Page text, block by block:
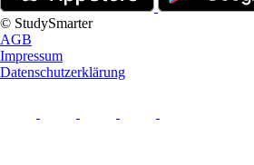
© StudySmarter
AGB
Impressum
Datenschutzerklärung